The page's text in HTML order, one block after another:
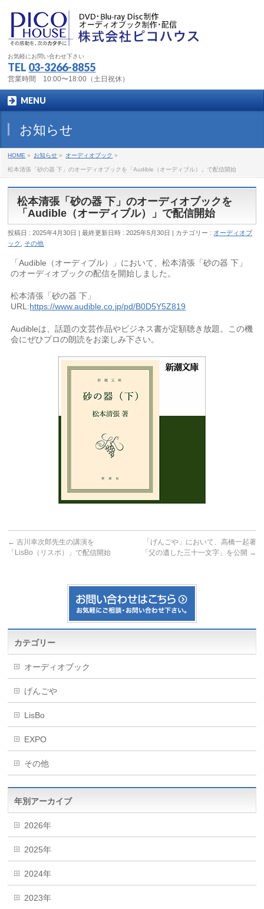
お気軽にお問い合わせ下さい
TEL 03-3266-8855
営業時間 10:00〜18:00（土日祝休）
MENU
お知らせ
HOME » お知らせ » オーディオブック »
松本清張「砂の器 下」のオーディオブックを「Audible（オーディブル）」で配信開始
松本清張「砂の器 下」のオーディオブックを
「Audible（オーディブル）」で配信開始
投稿日 : 2025年4月30日 最終更新日時 : 2025年5月30日 カテゴリー : オーディオブ
ック
その他
「Audible（オーディブル）」において、松本清張「砂の器 下」
のオーディオブックの配信を開始しました。
松本清張「砂の器 下」
URL:https://www.audible.co.jp/pd/B0D5Y5Z819
Audibleは、話題の文芸作品やビジネス書が定額聴き放題。この機
会にぜひプロの朗読をお楽しみ下さい。
← 吉川幸次郎先生の講演を
「LisBo（リスボ）」で配信開始
「げんごや」において、高橋一起著
「父の遺した三十一文字」を公開 →
カテゴリー
オーディオブック
げんごや
LisBo
EXPO
その他
年別アーカイブ
2026年
2025年
2024年
2023年